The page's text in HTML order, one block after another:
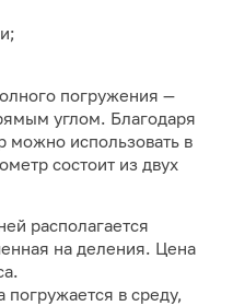
погружения —
углом. Благодаря
можно использовать в
состоит из двух
располагается
на деления. Цена
в среду,